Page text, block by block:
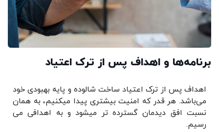
برنامه‌ها و اهداف پس از ترک اعتیاد
اهداف پس از ترک اعتیاد ساخت شالوده و پایه بهبودی خود
می‌باشد. هر قدر که امنیت بیشتری پیدا میکنیم، به همان
نسبت افق دیدمان گسترده تر میشود و به اهدافی می
رسیم.